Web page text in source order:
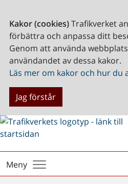
Kakor (cookies)Trafikverket
förbättra och anpassa ditt
Genom att använda
användandet av dessa kakor.
Läs mer om kakor och hur du
Jag förstår
Meny